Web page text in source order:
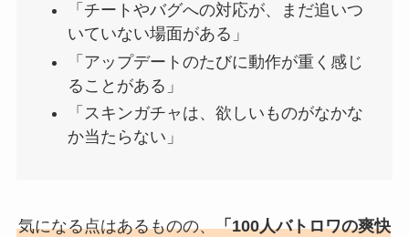
「チートやバグへの対応が、まだ追いつ
いていない場面がある」
「アップデートのたびに動作が重く感じ
ることがある」
「スキンガチャは、欲しいものがなかな
か当たらない」
気になる点はあるものの、「100人バトロワの爽快